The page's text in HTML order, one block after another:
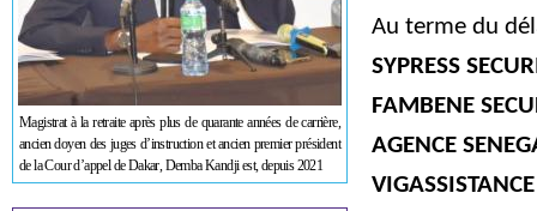
Magistrat à la retraite après plus de quarante années de carrière,
ancien doyen des juges d’instruction et ancien premier président
de la Cour d’appel de Dakar, Demba Kandji est, depuis 2021
Au terme du
SYPRESS
FAMBENE
AGENCE